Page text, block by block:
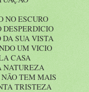
NO ESCURO
DESPERDICIO
SUA VISTA
UM VICIO
CASA
NATUREZA
TEM MAIS
TRISTEZA